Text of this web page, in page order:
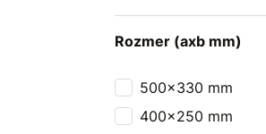
Rozmer (axb mm)
500x330 mm
400x250 mm